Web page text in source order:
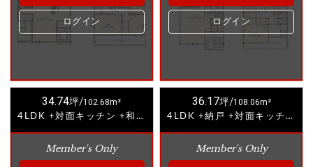
ログイン ログイン
34.74坪/102.68m²
4LDK +対面キッチン +和室④
Member's Only
36.17坪/108.06m²
4LDK +納戸 +対面キッチン +和室
Member's Only